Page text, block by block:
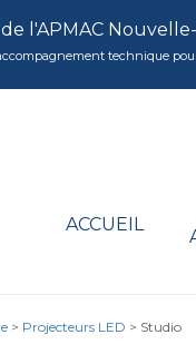
l'APMAC
technique
ACCUEIL
> Projecteurs LED > Studio